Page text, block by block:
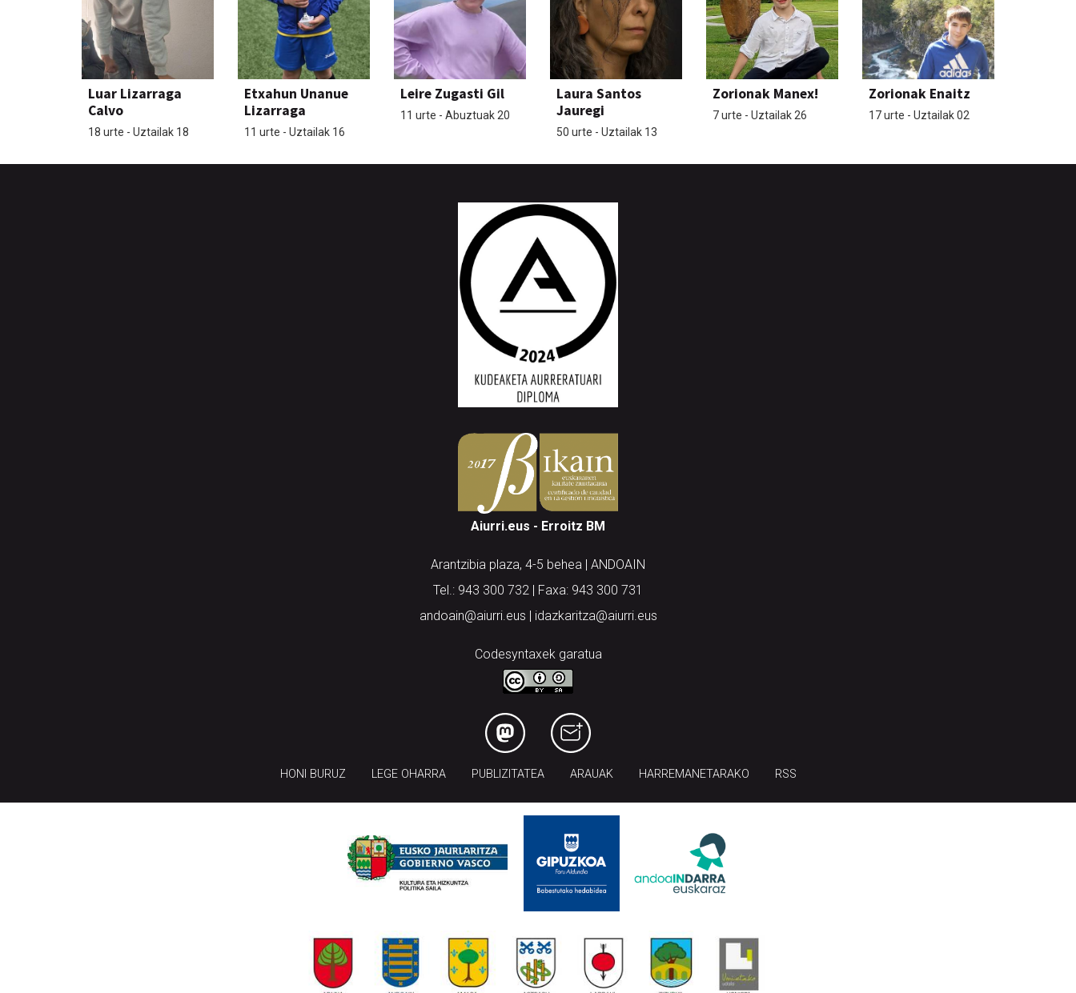
Luar Lizarraga
Calvo
18 urte - Uztailak 18
Etxahun Unanue
Lizarraga
11 urte - Uztailak 16
Leire Zugasti Gil
11 urte - Abuztuak 20
Laura Santos
Jauregi
50 urte - Uztailak 13
Zorionak Manex!
7 urte - Uztailak 26
Zorionak Enaitz
17 urte - Uztailak 02
Aiurri.eus - Erroitz BM
Arantzibia plaza, 4-5 behea | ANDOAIN
Tel.: 943 300 732 | Faxa: 943 300 731
andoain@aiurri.eus | idazkaritza@aiurri.eus
Codesyntaxek garatua
HONI BURUZ LEGE OHARRA PUBLIZITATEA ARAUAK HARREMANETARAKO RSS